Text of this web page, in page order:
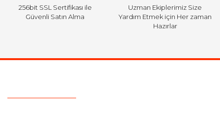
256bit SSL Sertifikası ile
Güvenli Satın Alma
Uzman Ekiplerimiz Size
Yardım Etmek için Her zaman
Hazırlar